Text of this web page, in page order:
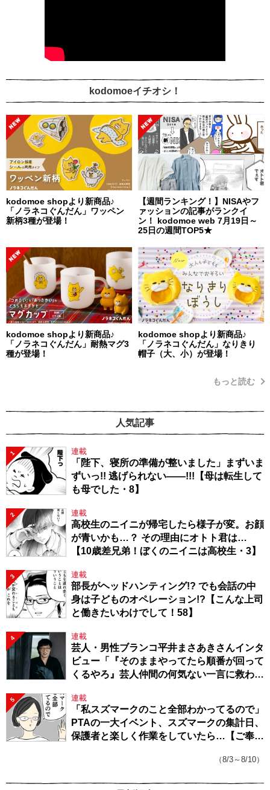
kodomoeイチオシ！
kodomoe shopより新商品♪
「ノラネコぐんだん」ワッペン
新柄3種が登場！
【週間ランキング！】NISAやフ
ァッションの記事がランクイ
ン！ kodomoe web 7月19日～
25日の週間TOP5★
kodomoe shopより新商品♪
「ノラネコぐんだん」耐熱マグ3
種が登場！
kodomoe shopより新商品♪
「ノラネコぐんだん」なりきり
帽子（大、小）が登場！
もっと読む
人気記事
1 連載
「陛下、寝所の準備が整いました」まずいま
ずいっ!! 逃げられない――!!!【母は転生して
も母でした・8】
2 連載
高校生のニイニが帰宅したら様子が変。お顔
が青いかも…？ その理由にオトト君は…
【10歳差兄弟！ぼくのニイニは高校生・3】
3 連載
部長がヘッドハンティング!? でも会話の中
身は子どものオペレーション!?【こんな上司
と働きたいわけでして！58】
4 連載
芸人・男性ブランコ平井まさあきさんインタ
ビュー「『そのままやってたら順番が回って
くるやろ』芸人仲間の何気ない一言に救われ
5 連載
「私スズマークのこと全部わかってるので」
PTAの一大イベント、スズマークの集計日、
保護者と楽しく作業をしていたら…【ご奉仕
（8/3～8/10）